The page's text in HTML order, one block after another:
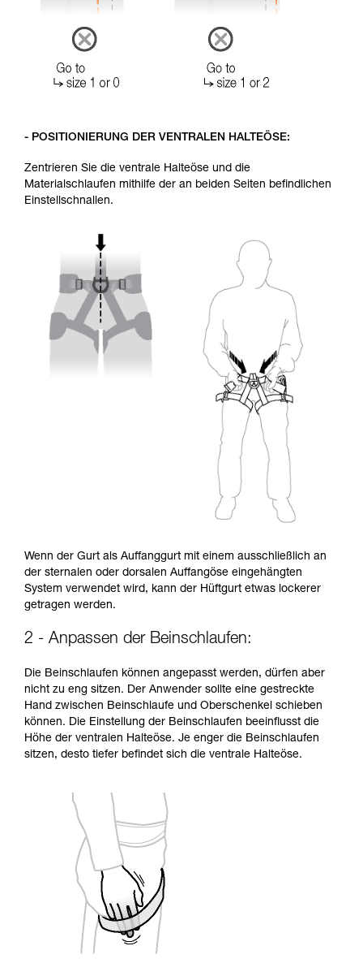
- POSITIONIERUNG DER VENTRALEN HALTEÖSE:
Zentrieren Sie die ventrale Halteöse und die
Materialschlaufen mithilfe der an beiden Seiten befindlichen
Einstellschnallen.
Wenn der Gurt als Auffanggurt mit einem ausschließlich an
der sternalen oder dorsalen Auffangöse eingehängten
System verwendet wird, kann der Hüftgurt etwas lockerer
getragen werden.
2 - Anpassen der Beinschlaufen:
Die Beinschlaufen können angepasst werden, dürfen aber
nicht zu eng sitzen. Der Anwender sollte eine gestreckte
Hand zwischen Beinschlaufe und Oberschenkel schieben
können. Die Einstellung der Beinschlaufen beeinflusst die
Höhe der ventralen Halteöse. Je enger die Beinschlaufen
sitzen, desto tiefer befindet sich die ventrale Halteöse.